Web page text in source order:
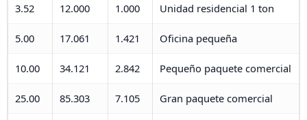
3.52 12.000 1.000 Unidad residencial 1 ton
5.00 17.061 1.421 Oficina pequeña
10.00 34.121 2.842 Pequeño paquete comercial
25.00 85.303 7.105 Gran paquete comercial